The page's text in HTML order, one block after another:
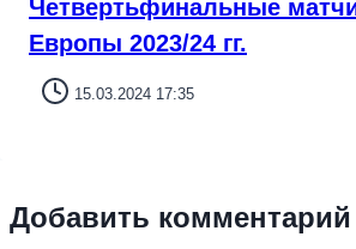
Четвертьфинальные
Европы 2023/24 гг.
15.03.2024 17:35
Добавить комментарий